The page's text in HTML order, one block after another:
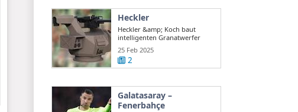
Heckler
Heckler &amp; Koch baut
intelligenten Granatwerfer
gegen Drohnen
25 Feb 2025
2
Galatasaray –
Fenerbahçe